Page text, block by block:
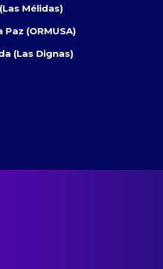
Mélidas)
(ORMUSA)
(Las Dignas)